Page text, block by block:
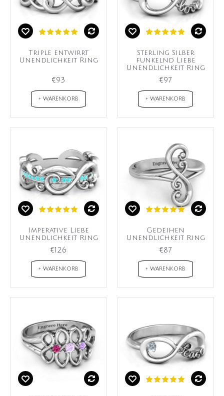
Triple entwirrt
Unendlichkeit Ring
€93
+ WARENKORB
Sterling Silber
funkelnd Liebe
Unendlichkeit Ring
€97
+ WARENKORB
Imperative Liebe
Unendlichkeit Ring
€126
+ WARENKORB
Gedeihen
Unendlichkeit Ring
€87
+ WARENKORB